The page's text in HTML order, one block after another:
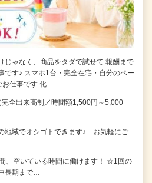
ゃなく、商品をタダで試せて 報酬まで
です♪ スマホ1台・完全在宅・自分のペー
お仕事です 化…
全出来高制／時間額1,500円～5,000
地域でオシゴトできます♪ お気軽にご
、空いている時間に働けます！ ☆1回の
長期まで…